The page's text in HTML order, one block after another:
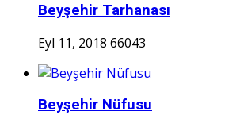
Beyşehir Tarhanası
Eyl 11, 2018 66043
Beyşehir Nüfusu